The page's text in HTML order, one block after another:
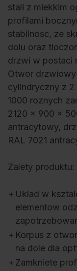
stali z miekkim
profilami
stabilnosc, ze
dolu oraz
drzwi w postaci
Otwor drzwiowy
cylindryczny z
1000 roznych
2120 x 900 x
antracytowy,
RAL 7021
Zalety produktu:
+ Uklad w
elementow
+ Korpus z
na dole dla
+ Zamkniete